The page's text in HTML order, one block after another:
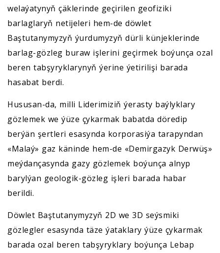
welaýatynyň çäklerinde geçirilen geofiziki
barlaglaryň netijeleri hem-de döwlet
Baştutanymyzyň ýurdumyzyň dürli künjeklerinde
barlag-gözleg buraw işlerini geçirmek boýunça ozal
beren tabşyryklarynyň ýerine ýetirilişi barada
hasabat berdi.
Hususan-da, milli Liderimiziň ýerasty baýlyklary
gözlemek we ýüze çykarmak babatda döredip
berýän şertleri esasynda korporasiýa tarapyndan
«Malaý» gaz käninde hem-de «Demirgazyk Derwüş»
meýdançasynda gazy gözlemek boýunça alnyp
barylýan geologik-gözleg işleri barada habar
berildi.
Döwlet Baştutanymyzyň 2D we 3D seýsmiki
gözlegler esasynda täze ýataklary ýüze çykarmak
barada ozal beren tabşyryklary boýunça Lebap